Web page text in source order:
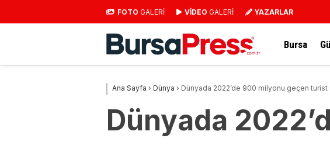
FOTO GALERİ VİDEO GALERİ YAZARLAR
Bursa
Ana Sayfa › Dünya › Dünyada 2022’de 900 milyonu geçen turist
Dünyada